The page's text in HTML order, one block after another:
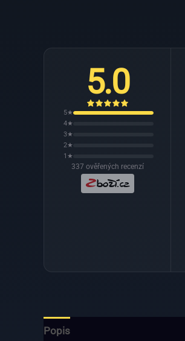
5.0
5★
4★
3★
2★
1★
337 ověřených recenzí
Popis